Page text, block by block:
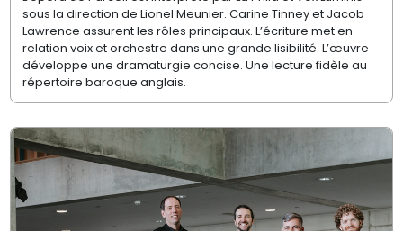
sous la direction de Lionel Meunier. Carine Tinney et Jacob
Lawrence assurent les rôles principaux. L’écriture met en
relation voix et orchestre dans une grande lisibilité. L’œuvre
développe une dramaturgie concise. Une lecture fidèle au
répertoire baroque anglais.